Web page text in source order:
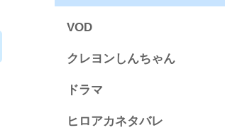
VOD
クレヨンしんちゃん
ドラマ
ヒロアカネタバレ